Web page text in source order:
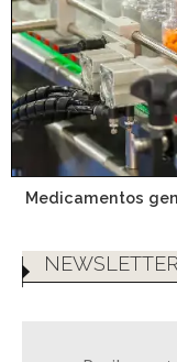
Medicamentos
NEWSLETTER